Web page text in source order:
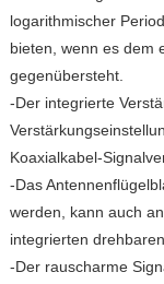
logarithmischer
bieten, wenn es dem
gegenübersteht.
-Der integrierte
Koaxialkabel-
-Das
werden, kann auch
integrierten
-Der rauscharme